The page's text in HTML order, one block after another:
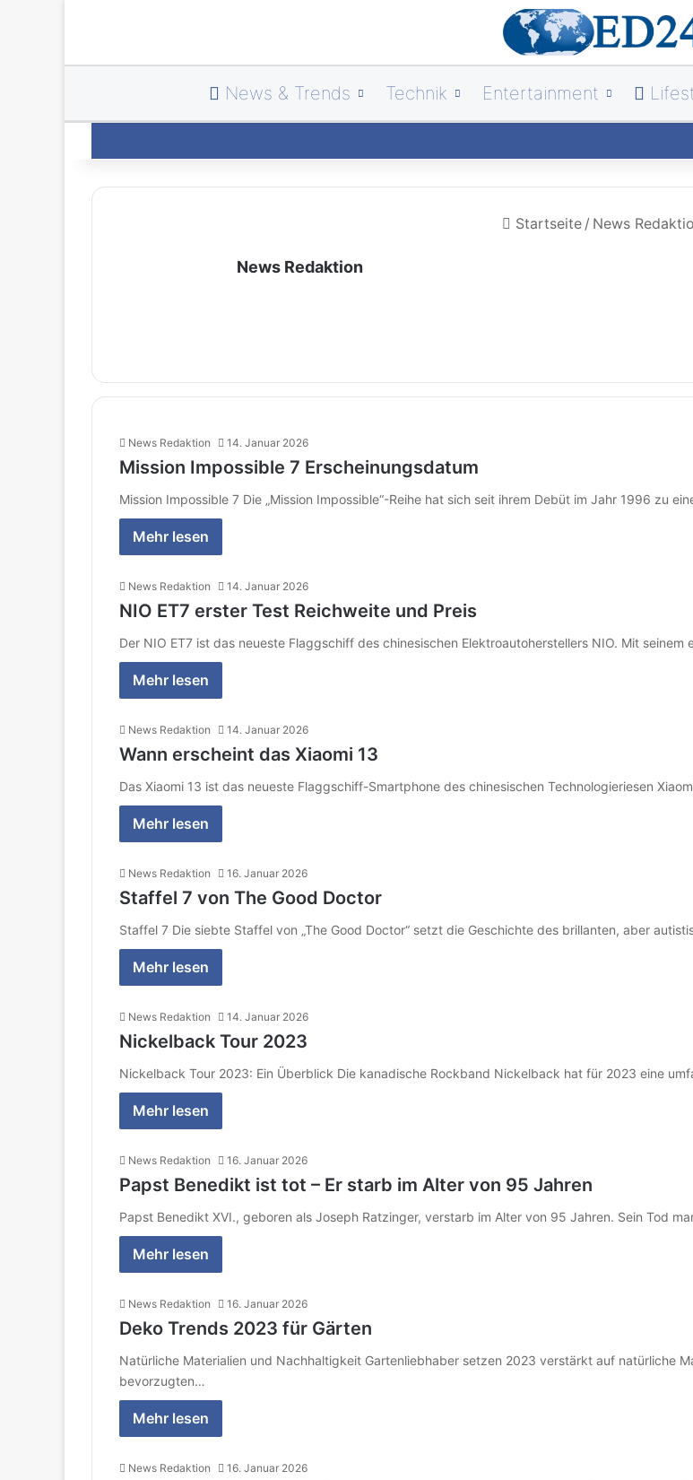
News & Trends Technik Entertainment
Startseite / News
News Redaktion
News Redaktion 14. Januar 2026
Mission Impossible 7 Erscheinungsdatum
Mission Impossible 7 Die „Mission Impossible“-Reihe hat sich seit ihrem Debüt im Jahr 1996 zu
Mehr lesen
News Redaktion 14. Januar 2026
NIO ET7 erster Test Reichweite und Preis
Der NIO ET7 ist das neueste Flaggschiff des chinesischen Elektroautoherstellers NIO. Mit
Mehr lesen
News Redaktion 14. Januar 2026
Wann erscheint das Xiaomi 13
Das Xiaomi 13 ist das neueste Flaggschiff-Smartphone des chinesischen Technologieriesen
Mehr lesen
News Redaktion 16. Januar 2026
Staffel 7 von The Good Doctor
Staffel 7 Die siebte Staffel von „The Good Doctor“ setzt die Geschichte des brillanten, aber
Mehr lesen
News Redaktion 14. Januar 2026
Nickelback Tour 2023
Nickelback Tour 2023: Ein Überblick Die kanadische Rockband Nickelback hat für 2023 eine
Mehr lesen
News Redaktion 16. Januar 2026
Papst Benedikt ist tot – Er starb im Alter von 95 Jahren
Papst Benedikt XVI., geboren als Joseph Ratzinger, verstarb im Alter von 95 Jahren. Sein Tod
Mehr lesen
News Redaktion 16. Januar 2026
Deko Trends 2023 für Gärten
Natürliche Materialien und Nachhaltigkeit Gartenliebhaber setzen 2023 verstärkt auf natürliche
bevorzugten…
Mehr lesen
News Redaktion 16. Januar 2026